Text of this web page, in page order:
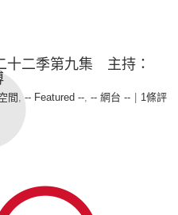
十二季第九集 主持：
間 ,-- Featured --, -- 網台 --
1條評